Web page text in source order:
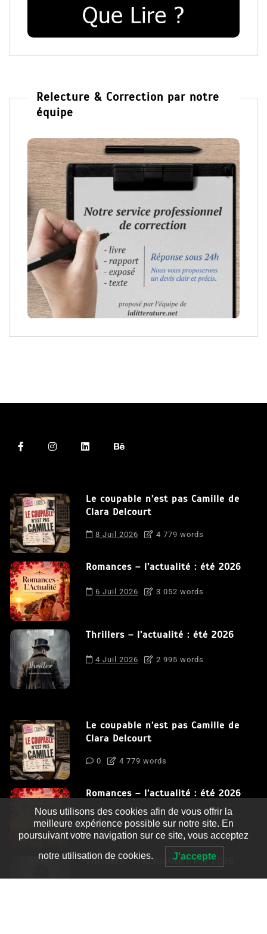
Relecture & Correction par notre
équipe
Le coupable n’est pas Camille de
Clara Delcourt
8 Juil 2026 4 779 words
Romances – l’actualité : été 2026
6 Juil 2026 3 052 words
Thrillers – l’actualité : été 2026
4 Juil 2026 2 995 words
Le coupable n’est pas Camille de
Clara Delcourt
0 4 779 words
Romances – l’actualité : été 2026
0 3 052 words
Thrillers – l’actualité : été 2026
Nous utilisons des cookies afin de vous offrir la
meilleure expérience possible sur notre site. En
poursuivant votre navigation sur ce site, vous acceptez
notre utilisation de cookies. J'accepte